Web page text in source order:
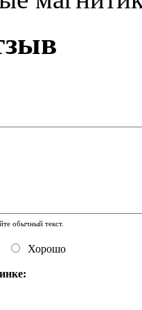
обычный текст.
Хорошо